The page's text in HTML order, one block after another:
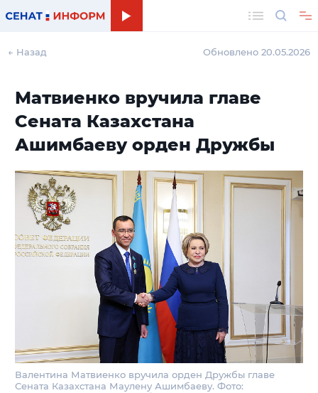
← Назад Обновлено 20.05.2026
Матвиенко вручила главе
Сената Казахстана
Ашимбаеву орден Дружбы
Валентина Матвиенко вручила орден Дружбы главе
Сената Казахстана Маулену Ашимбаеву. Фото: